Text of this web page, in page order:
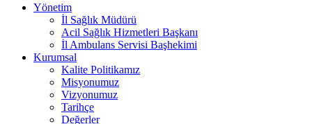
Yönetim
İl Sağlık Müdürü
Acil Sağlık Hizmetleri Başkanı
İl Ambulans Servisi Başhekimi
Kurumsal
Kalite Politikamız
Misyonumuz
Vizyonumuz
Tarihçe
Değerler